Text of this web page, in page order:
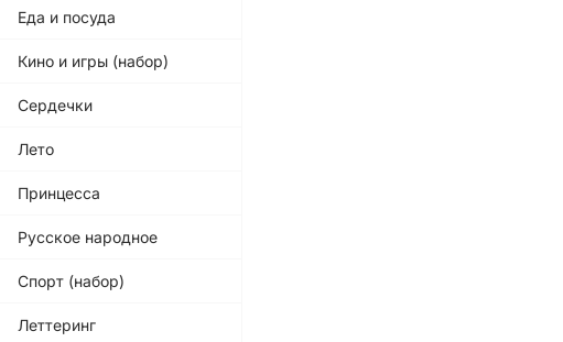
Еда и посуда
Кино и игры (набор)
Сердечки
Лето
Принцесса
Русское народное
Спорт (набор)
Леттеринг